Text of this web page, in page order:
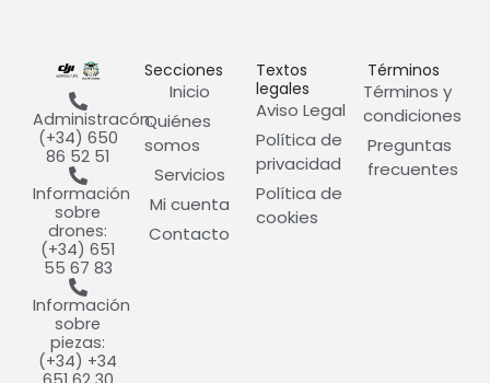
Administracón:
(+34) 650
86 52 51
Información
sobre
drones:
(+34) 651
55 67 83
Información
sobre
piezas:
(+34) +34
Secciones
Inicio
Quiénes
somos
Servicios
Mi cuenta
Contacto
Textos
legales
Aviso Legal
Política de
privacidad
Política de
cookies
Términos
Términos y
condiciones
Preguntas
frecuentes